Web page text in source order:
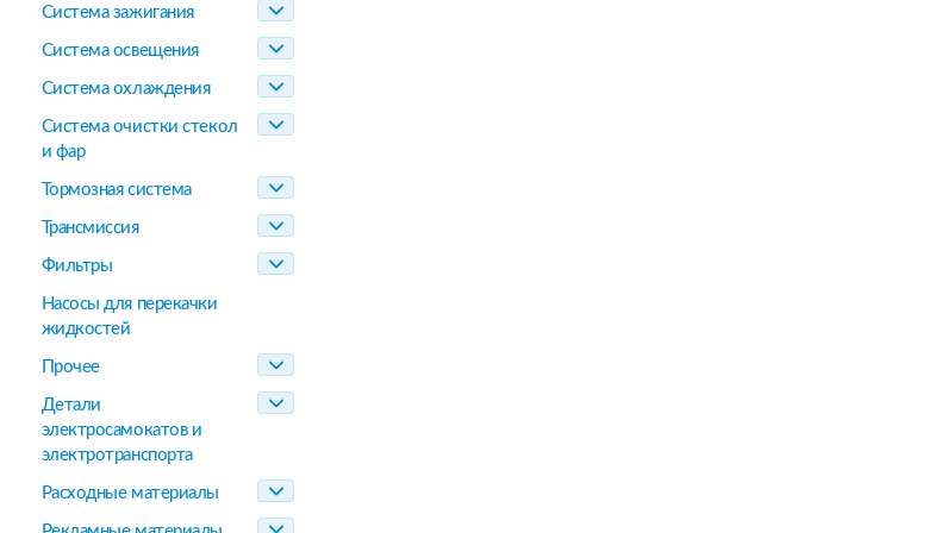
Система зажигания
Система освещения
Система охлаждения
Система очистки стекол
и фар
Тормозная система
Трансмиссия
Фильтры
Насосы для перекачки
жидкостей
Прочее
Детали
электросамокатов и
электротранспорта
Расходные материалы